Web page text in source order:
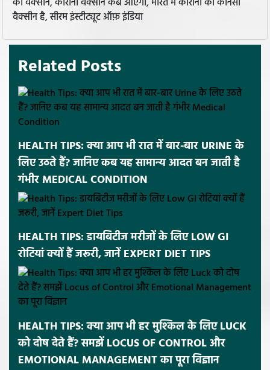
वैक्सीन है, सीरम इंस्टीट्यूट ऑफ़ इंडिया
Related Posts
HEALTH TIPS: क्या आप भी रात में बार-बार URINE के
लिए उठते हैं? जानिए कब यह सामान्य आदत बन जाती है
गंभीर MEDICAL CONDITION
HEALTH TIPS: डायबिटीज मरीजों के लिए LOW GI
रोटियां क्यों हैं जरूरी, जानें EXPERT DIET TIPS
HEALTH TIPS: क्या आप भी हर मुश्किल के लिए LUCK
को दोष देते हैं? समझें LOCUS OF CONTROL और
EMOTIONAL MANAGEMENT का पूरा विज्ञान